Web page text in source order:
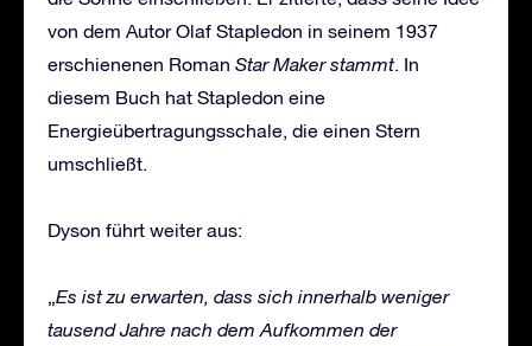
von dem Autor Olaf Stapledon in seinem 1937
erschienenen Roman Star Maker stammt. In
diesem Buch hat Stapledon eine
Energieübertragungsschale, die einen Stern
umschließt.
Dyson führt weiter aus:
„Es ist zu erwarten, dass sich innerhalb weniger
tausend Jahre nach dem Aufkommen der